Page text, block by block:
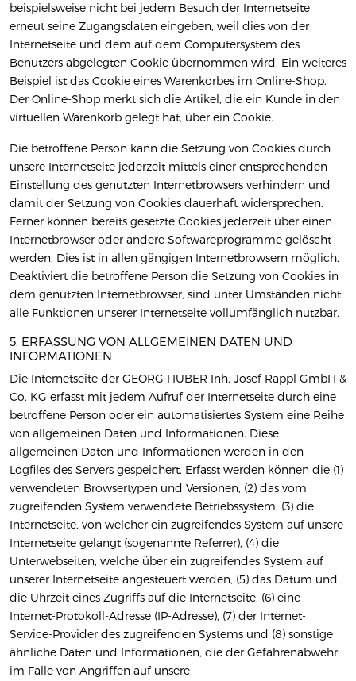
beispielsweise nicht bei jedem Besuch der Internetseite
erneut seine Zugangsdaten eingeben, weil dies von der
Internetseite und dem auf dem Computersystem des
Benutzers abgelegten Cookie übernommen wird. Ein weiteres
Beispiel ist das Cookie eines Warenkorbes im Online-Shop.
Der Online-Shop merkt sich die Artikel, die ein Kunde in den
virtuellen Warenkorb gelegt hat, über ein Cookie.
Die betroffene Person kann die Setzung von Cookies durch
unsere Internetseite jederzeit mittels einer entsprechenden
Einstellung des genutzten Internetbrowsers verhindern und
damit der Setzung von Cookies dauerhaft widersprechen.
Ferner können bereits gesetzte Cookies jederzeit über einen
Internetbrowser oder andere Softwareprogramme gelöscht
werden. Dies ist in allen gängigen Internetbrowsern möglich.
Deaktiviert die betroffene Person die Setzung von Cookies in
dem genutzten Internetbrowser, sind unter Umständen nicht
alle Funktionen unserer Internetseite vollumfänglich nutzbar.
5. ERFASSUNG VON ALLGEMEINEN DATEN UND
INFORMATIONEN
Die Internetseite der GEORG HUBER Inh. Josef Rappl GmbH &
Co. KG erfasst mit jedem Aufruf der Internetseite durch eine
betroffene Person oder ein automatisiertes System eine Reihe
von allgemeinen Daten und Informationen. Diese
allgemeinen Daten und Informationen werden in den
Logfiles des Servers gespeichert. Erfasst werden können die (1)
verwendeten Browsertypen und Versionen, (2) das vom
zugreifenden System verwendete Betriebssystem, (3) die
Internetseite, von welcher ein zugreifendes System auf unsere
Internetseite gelangt (sogenannte Referrer), (4) die
Unterwebseiten, welche über ein zugreifendes System auf
unserer Internetseite angesteuert werden, (5) das Datum und
die Uhrzeit eines Zugriffs auf die Internetseite, (6) eine
Internet-Protokoll-Adresse (IP-Adresse), (7) der Internet-
Service-Provider des zugreifenden Systems und (8) sonstige
ähnliche Daten und Informationen, die der Gefahrenabwehr
im Falle von Angriffen auf unsere